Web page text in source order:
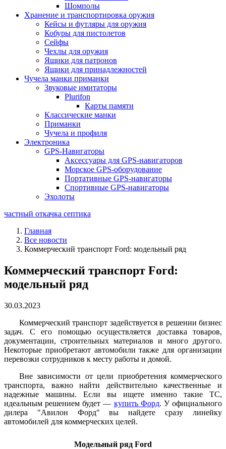
Шомполы
Хранение и транспортировка оружия
Кейсы и футляры для оружия
Кобуры для пистолетов
Сейфы
Чехлы для оружия
Ящики для патронов
Ящики для принадлежностей
Чучела манки приманки
Звуковые имитаторы
Plurifon
Карты памяти
Классические манки
Приманки
Чучела и профиля
Электроника
GPS-Навигаторы
Аксессуары для GPS-навигаторов
Морское GPS-оборудование
Портативные GPS-навигаторы
Спортивные GPS-навигаторы
Эхолоты
частный откачка септика
Главная
Все новости
Коммерческий транспорт Ford: модельный ряд
Коммерческий транспорт Ford:
модельный ряд
30.03.2023
Коммерческий транспорт задействуется в решении бизнес
задач. С его помощью осуществляется доставка товаров,
документации, строительных материалов и много другого.
Некоторые приобретают автомобили также для организации
перевозки сотрудников к месту работы и домой.
Вне зависимости от цели приобретения коммерческого
транспорта, важно найти действительно качественные и
надежные машины. Если вы ищете именно такие ТС,
идеальным решением будет — купить Форд. У официального
дилера "Авилон Форд" вы найдете сразу линейку
автомобилей для коммерческих целей.
Модельный ряд Ford